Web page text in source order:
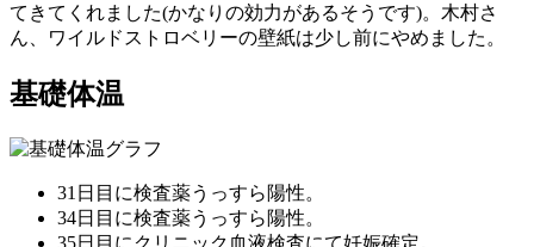
てきてくれました(かなりの効力があるそうです)。木村さ
ん、ワイルドストロベリーの壁紙は少し前にやめました。
基礎体温
31日目に検査薬うっすら陽性。
34日目に検査薬うっすら陽性。
35日目にクリニック血液検査にて妊娠確定。